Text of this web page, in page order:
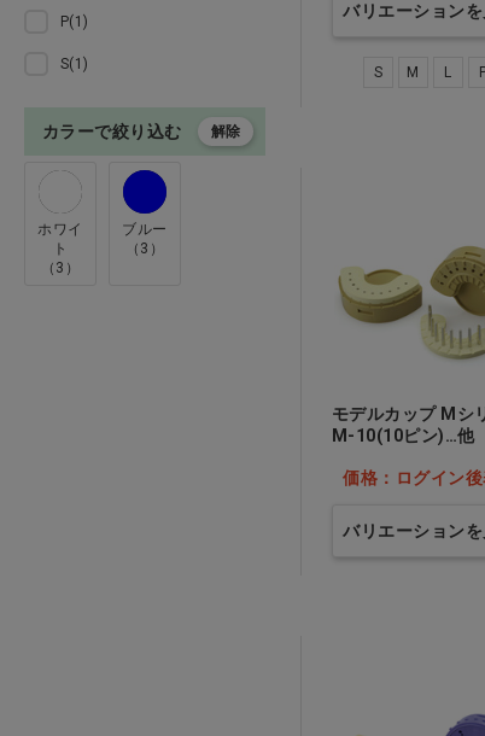
マスク・オーラルケア
貴金属・技工指示書
インプラント・デジタル技工
ジルコニア・ＣＡＤ／ＣＡＭ
関連材料
バリエーション
S M L
モデルカップ Mシ
M-10(10ピン)…他
価格：ログイン
バリエーション
P(1)
S(1)
カラーで絞り込む 解除
ホワイ
ト
（3）
ブルー
（3）